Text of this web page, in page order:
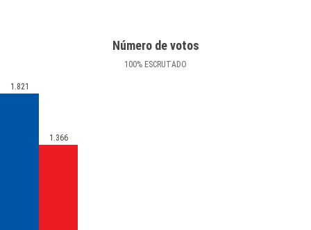
Número de votos
100% ESCRUTADO
1.821
1.366